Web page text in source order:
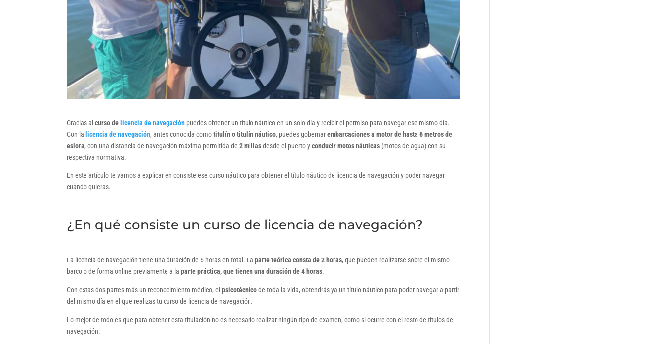
Gracias alcurso de licencia de navegación puedes obtener un título náutico en un solo día y recibir el permiso para navegar ese mismo día.
Con la licencia de navegación, antes conocida comotitulín o titulín náutico, puedes gobernarembarcaciones a motor de hasta 6 metros de
eslora, con una distancia de navegación máxima permitida de2 millasdesde el puerto yconducir motos náuticas (motos de agua) con su
respectiva normativa.
En este artículo te vamos a explicar en consiste ese curso náutico para obtener el título náutico de licencia de navegación y poder navegar
cuando quieras.
¿En qué consiste un curso de licencia de navegación?
La licencia de navegación tiene una duración de 6 horas en total. Laparte teórica consta de 2 horas, que pueden realizarse sobre el mismo
barco o de forma online previamente a laparte práctica, que tienen una duración de 4 horas.
Con estas dos partes más un reconocimiento médico, elpsicotécnicode toda la vida, obtendrás ya un título náutico para poder navegar a partir
del mismo día en el que realizas tu curso de licencia de navegación.
Lo mejor de todo es que para obtener esta titulación no es necesario realizar ningún tipo de examen, como si ocurre con el resto de títulos de
navegación.